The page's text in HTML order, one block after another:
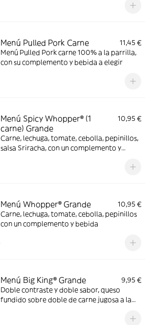
Menú Pulled Pork Carne
11,45 €
Menú Pulled Pork carne 100% a la parrilla,
con su complemento y bebida a elegir
Menú Spicy Whopper® (1
carne) Grande
10,95 €
Carne, lechuga, tomate, cebolla, pepinillos,
salsa Sriracha, con un complemento y
Menú Whopper® Grande
10,95 €
Carne, lechuga, tomate, cebolla, pepinillos
con un complemento y bebida
Menú Big King® Grande
9,95 €
Doble contraste y doble sabor, queso
fundido sobre doble de carne jugosa a la
bañados en exquisita salsa Big King entre